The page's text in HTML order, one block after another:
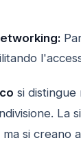
si
La
si creano